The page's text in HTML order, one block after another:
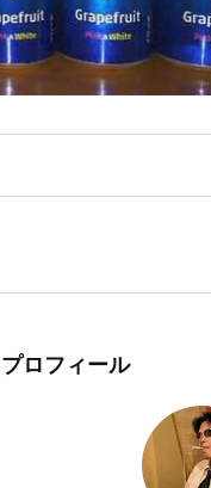
プロフィール